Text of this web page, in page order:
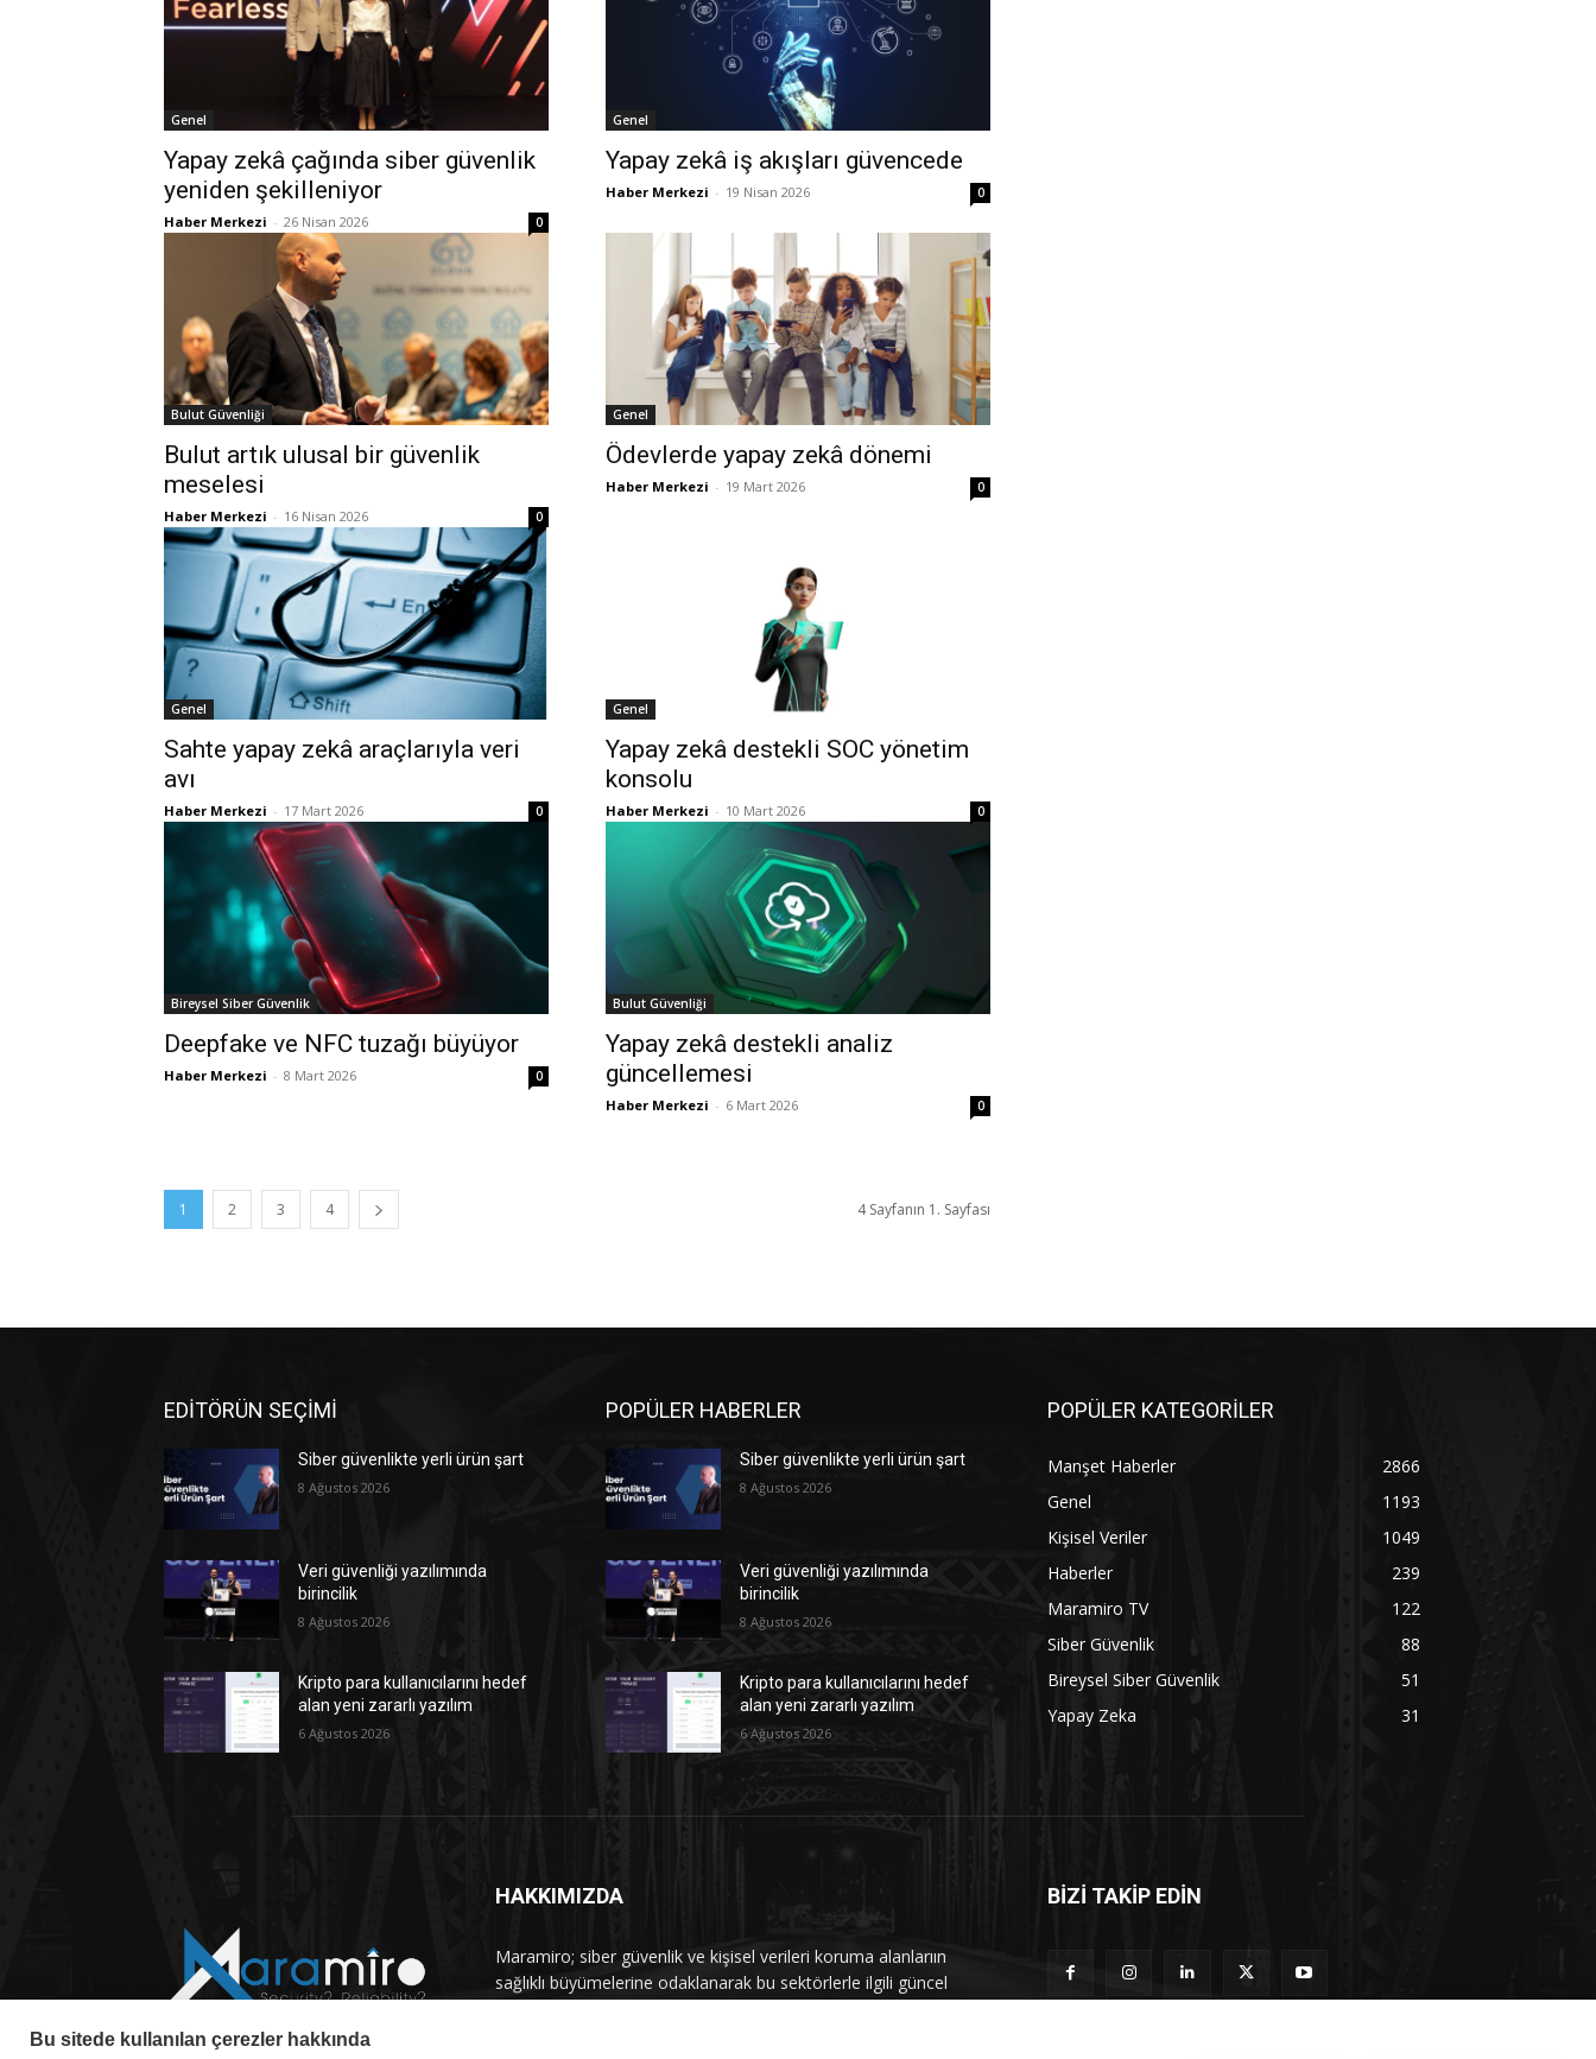
Genel
Yapay zekâ çağında siber güvenlik
yeniden şekilleniyor
Haber Merkezi - 26 Nisan 2026 0
Genel
Yapay zekâ iş akışları güvencede
Haber Merkezi - 19 Nisan 2026 0
Bulut Güvenliği
Bulut artık ulusal bir güvenlik
meselesi
Haber Merkezi - 16 Nisan 2026 0
Genel
Ödevlerde yapay zekâ dönemi
Haber Merkezi - 19 Mart 2026 0
Genel
Sahte yapay zekâ araçlarıyla veri
avı
Haber Merkezi - 17 Mart 2026 0
Genel
Yapay zekâ destekli SOC yönetim
konsolu
Haber Merkezi - 10 Mart 2026 0
Bireysel Siber Güvenlik
Deepfake ve NFC tuzağı büyüyor
Haber Merkezi - 8 Mart 2026 0
Bulut Güvenliği
Yapay zekâ destekli analiz
güncellemesi
Haber Merkezi - 6 Mart 2026 0
1 2 3 4 4 Sayfanın 1. Sayfası
EDİTÖRÜN SEÇİMİ
Siber güvenlikte yerli ürün şart
8 Ağustos 2026
Veri güvenliği yazılımında
birincilik
8 Ağustos 2026
Kripto para kullanıcılarını hedef
alan yeni zararlı yazılım
6 Ağustos 2026
POPÜLER HABERLER
Siber güvenlikte yerli ürün şart
8 Ağustos 2026
Veri güvenliği yazılımında
birincilik
8 Ağustos 2026
Kripto para kullanıcılarını hedef
alan yeni zararlı yazılım
6 Ağustos 2026
POPÜLER KATEGORİLER
Manşet Haberler
2866
Genel
1193
Kişisel Veriler
1049
Haberler
239
Maramiro TV
122
Siber Güvenlik
88
Bireysel Siber Güvenlik
51
Yapay Zeka
31
HAKKIMIZDA
Maramiro; siber güvenlik ve kişisel verileri koruma alanlarıın
sağlıklı büyümelerine odaklanarak bu sektörlerle ilgili güncel
BİZİ TAKİP EDİN
Bu sitede kullanılan çerezler hakkında